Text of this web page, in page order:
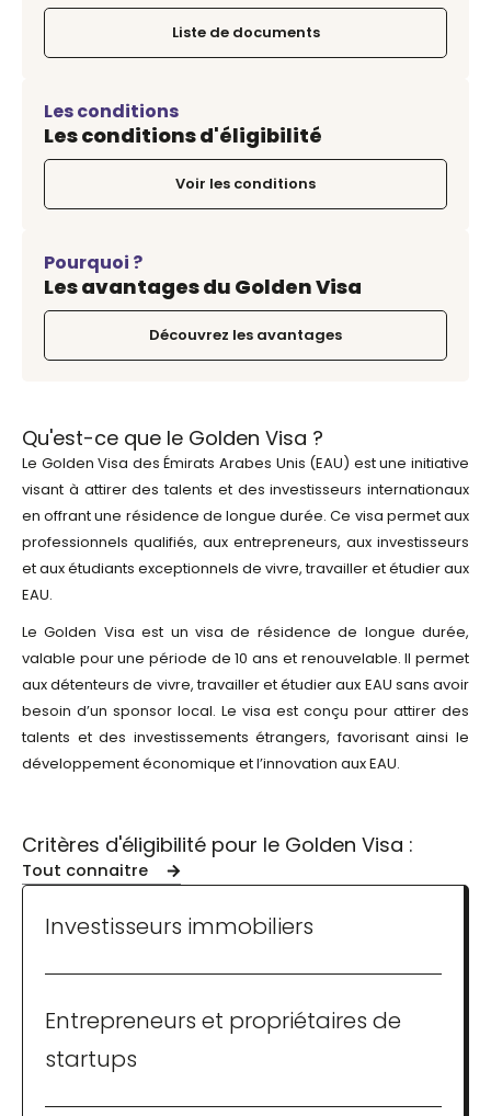
Liste de documents
Les conditions
Les conditions d'éligibilité
Voir les conditions
Pourquoi ?
Les avantages du Golden Visa
Découvrez les avantages
Qu'est-ce que le Golden Visa ?
Le Golden Visa des Émirats Arabes Unis (EAU) est une initiative
visant à attirer des talents et des investisseurs internationaux
en offrant une résidence de longue durée. Ce visa permet aux
professionnels qualifiés, aux entrepreneurs, aux investisseurs
et aux étudiants exceptionnels de vivre, travailler et étudier aux
EAU.
Le Golden Visa est un visa de résidence de longue durée,
valable pour une période de 10 ans et renouvelable. Il permet
aux détenteurs de vivre, travailler et étudier aux EAU sans avoir
besoin d’un sponsor local. Le visa est conçu pour attirer des
talents et des investissements étrangers, favorisant ainsi le
développement économique et l’innovation aux EAU.
Critères d'éligibilité pour le Golden Visa :
Tout connaitre
Investisseurs immobiliers
Entrepreneurs et propriétaires de
startups